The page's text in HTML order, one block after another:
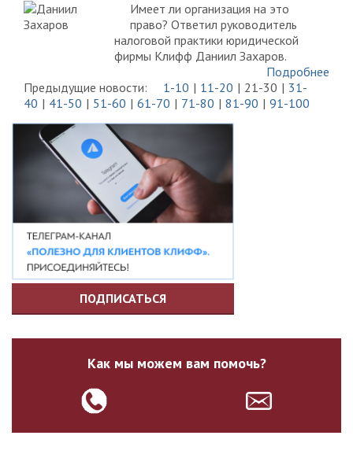
Имеет ли организация на это
право? Ответил руководитель
налоговой практики юридической
фирмы Клифф Даниил Захаров.
Подробнее
Предыдущие новости:
1-10 11-20 21-30
31-
40
41-50 51-60 61-70 71-80 81-90 91-100
ПОДПИСАТЬСЯ
Как мы можем вам помочь?